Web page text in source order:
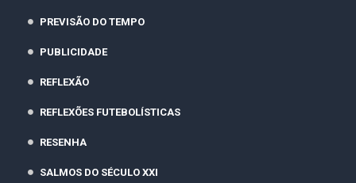
PREVISÃO DO TEMPO
PUBLICIDADE
REFLEXÃO
REFLEXÕES FUTEBOLÍSTICAS
RESENHA
SALMOS DO SÉCULO XXI